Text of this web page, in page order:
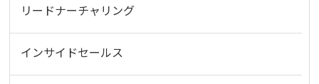
リードナーチャリング
インサイドセールス